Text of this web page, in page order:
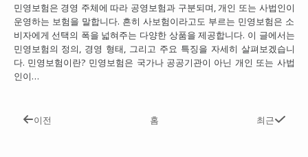
민영보험은 경영 주체에 따라 공영보험과 구분되며, 개인 또는 사법인이
운영하는 보험을 말합니다. 흔히 사보험이라고도 부르는 민영보험은 소
비자에게 선택의 폭을 넓혀주는 다양한 상품을 제공합니다. 이 글에서는
민영보험의 정의, 경영 형태, 그리고 주요 특징을 자세히 살펴보겠습니
다. 민영보험이란? 민영보험은 국가나 공공기관이 아닌 개인 또는 사법
인이…
이전 홈 최근